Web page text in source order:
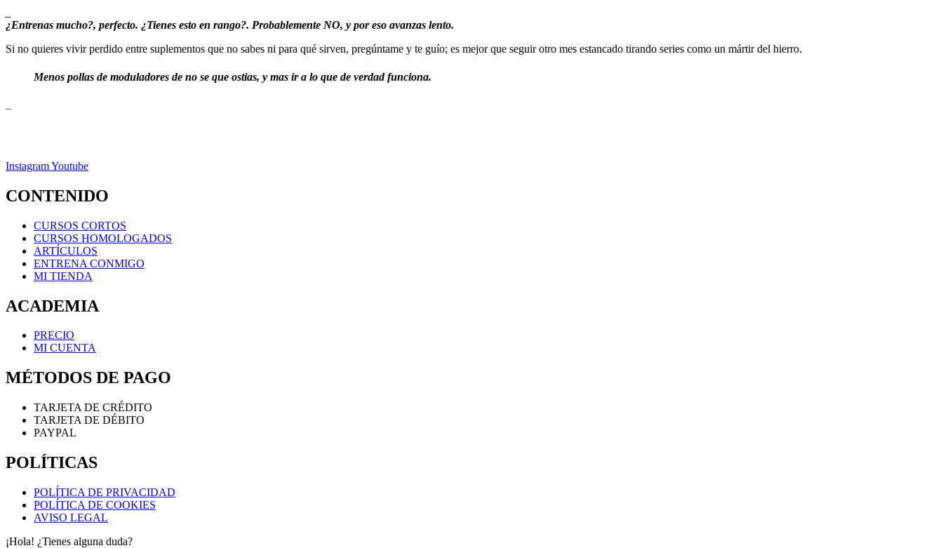
¿Entrenas mucho?, perfecto. ¿Tienes esto en rango?. Probablemente NO, y por eso avanzas lento.
Si no quieres vivir perdido entre suplementos que no sabes ni para qué sirven, pregúntame y te guío; es mejor que seguir otro mes estancado tirando series como un mártir del hierro.
Menos pollas de moduladores de no se que ostias, y mas ir a lo que de verdad funciona.
InstagramYoutube
CONTENIDO
CURSOS CORTOS
CURSOS HOMOLOGADOS
ARTÍCULOS
ENTRENA CONMIGO
MI TIENDA
ACADEMIA
PRECIO
MI CUENTA
MÉTODOS DE PAGO
TARJETA DE CRÉDITO
TARJETA DE DÉBITO
PAYPAL
POLÍTICAS
POLÍTICA DE PRIVACIDAD
POLÍTICA DE COOKIES
AVISO LEGAL
¡Hola! ¿Tienes alguna duda?